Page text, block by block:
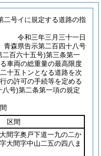
二号イに規定する道路の指
令和三年三月三十一日
青森県告示第二百四十八号
二百六十五号)第三条第一
車両の総重量の最高限度
十五トンとなる道路を次
の許可の手続等を定める
八号)第二条第一項の規定
区間
間字奥戸下道一九の二か
大間字中山二五の四八ま